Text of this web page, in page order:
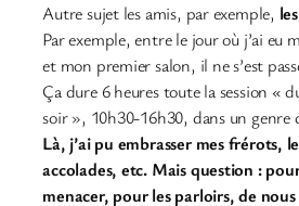
Autre sujet les amis, par exemple,
Par exemple, entre le jour où j’ai eu
et mon premier salon, il ne s’est
Ça dure 6 heures toute la session «
soir », 10h30-16h30, dans un genre
Là, j’ai pu embrasser mes frérots,
accolades, etc. Mais question :
menacer, pour les parloirs, de